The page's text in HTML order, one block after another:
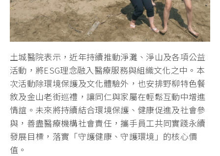
土城醫院表示，近年持續推動淨灘、淨山及各項公益
活動，將ESG理念融入醫療服務與組織文化之中。本
次活動除環境保護及文化體驗外，也安排野柳特色餐
敘及金山老街巡禮，讓同仁與家屬在輕鬆互動中增進
情誼。未來將持續結合環境保護、健康促進及社會參
與，善盡醫療機構社會責任，攜手員工共同實踐永續
發展目標，落實「守護健康、守護環境」的核心價
值。